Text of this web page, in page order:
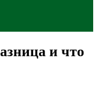
и что